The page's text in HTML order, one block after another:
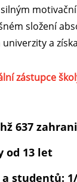
složení
a
zástupce
637
od 13 let
studentů: